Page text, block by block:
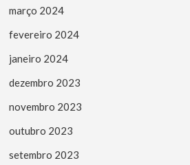
março 2024
fevereiro 2024
janeiro 2024
dezembro 2023
novembro 2023
outubro 2023
setembro 2023